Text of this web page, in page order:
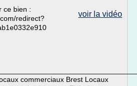
voir la vidéo
ce bien :
redirect?
commerciaux Brest Locaux